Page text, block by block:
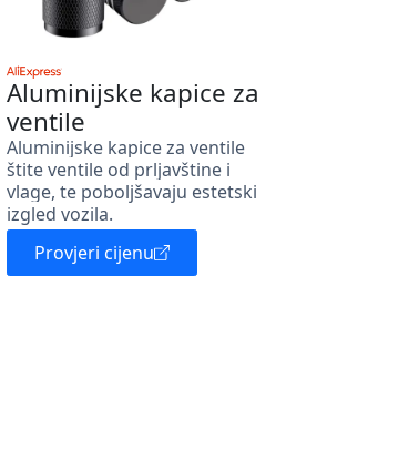
Aluminijske kapice za
ventile
Aluminijske kapice za ventile
štite ventile od prljavštine i
vlage, te poboljšavaju estetski
izgled vozila.
Provjeri cijenu